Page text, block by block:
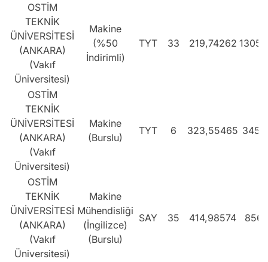
OSTİM
TEKNİK
ÜNİVERSİTESİ
(ANKARA)
(Vakıf
Üniversitesi)
Makine
(%50
İndirimli)
TYT 33 219,74262
OSTİM
TEKNİK
ÜNİVERSİTESİ
(ANKARA)
(Vakıf
Üniversitesi)
Makine
(Burslu)
TYT 6 323,55465
OSTİM
TEKNİK
ÜNİVERSİTESİ
(ANKARA)
(Vakıf
Üniversitesi)
Makine
Mühendisliği
(İngilizce)
(Burslu)
SAY 35 414,98574